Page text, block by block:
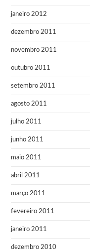
janeiro 2012
dezembro 2011
novembro 2011
outubro 2011
setembro 2011
agosto 2011
julho 2011
junho 2011
maio 2011
abril 2011
março 2011
fevereiro 2011
janeiro 2011
dezembro 2010